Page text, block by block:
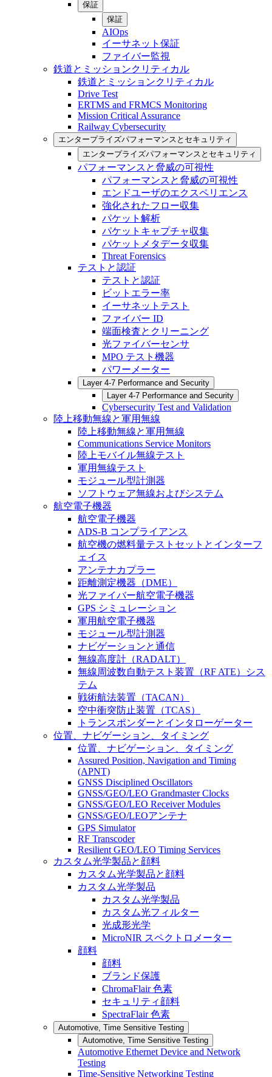
保証
保証
AIOps
イーサネット保証
ファイバー監視
鉄道とミッションクリティカル
鉄道とミッションクリティカル
Drive Test
ERTMS and FRMCS Monitoring
Mission Critical Assurance
Railway Cybersecurity
エンタープライズパフォーマンスとセキュリティ
エンタープライズパフォーマンスとセキュリティ
パフォーマンスと脅威の可視性
パフォーマンスと脅威の可視性
エンドユーザのエクスペリエンス
強化されたフロー収集
パケット解析
パケットキャプチャ収集
パケットメタデータ収集
Threat Forensics
テストと認証
テストと認証
ビットエラー率
イーサネットテスト
ファイバー ID
端面検査とクリーニング
光ファイバーセンサ
MPO テスト機器
パワーメーター
Layer 4-7 Performance and Security
Layer 4-7 Performance and Security
Cybersecurity Test and Validation
陸上移動無線と軍用無線
陸上移動無線と軍用無線
Communications Service Monitors
陸上モバイル無線テスト
軍用無線テスト
モジュール型計測器
ソフトウェア無線およびシステム
航空電子機器
航空電子機器
ADS-B コンプライアンス
航空機の燃料量テストセットとインターフ
ェイス
アンテナカプラー
距離測定機器（DME）
光ファイバー航空電子機器
GPS シミュレーション
軍用航空電子機器
モジュール型計測器
ナビゲーションと通信
無線高度計（RADALT）
無線周波数自動テスト装置（RF ATE）シス
テム
戦術航法装置（TACAN）
空中衝突防止装置（TCAS）
トランスポンダーとインタローゲーター
位置、ナビゲーション、タイミング
位置、ナビゲーション、タイミング
Assured Position, Navigation and Timing
(APNT)
GNSS Disciplined Oscillators
GNSS/GEO/LEO Grandmaster Clocks
GNSS/GEO/LEO Receiver Modules
GNSS/GEO/LEOアンテナ
GPS Simulator
RF Transcoder
Resilient GEO/LEO Timing Services
カスタム光学製品と顔料
カスタム光学製品と顔料
カスタム光学製品
カスタム光学製品
カスタム光フィルター
光成形光学
MicroNIR スペクトロメーター
顔料
顔料
ブランド保護
ChromaFlair 色素
セキュリティ顔料
SpectraFlair 色素
Automotive, Time Sensitive Testing
Automotive, Time Sensitive Testing
Automotive Ethernet Device and Network
Testing
Time-Sensitive Networking Testing